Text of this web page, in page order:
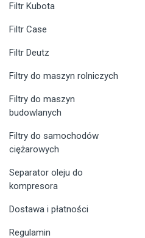
Filtr Kubota
Filtr Case
Filtr Deutz
Filtry do maszyn rolniczych
Filtry do maszyn
budowlanych
Filtry do samochodów
ciężarowych
Separator oleju do
kompresora
Dostawa i płatności
Regulamin